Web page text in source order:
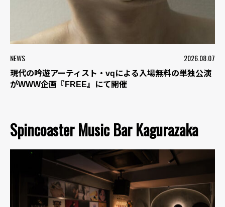
NEWS 2026.08.07
現代の吟遊アーティスト・vqによる入場無料の単独公演
がWWW企画『FREE』にて開催
Spincoaster Music Bar Kagurazaka